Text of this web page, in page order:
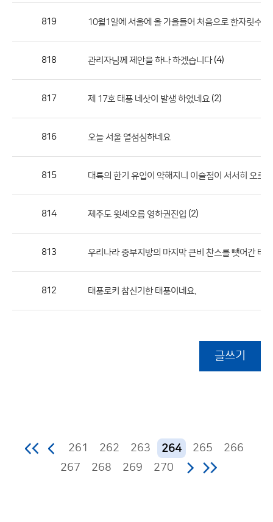
록
공
819 10월1일에 서울에 올 가을들어 처음으로 한자릿수로
818 관리자님께 제안을 하나 하겠습니다(4)
817 제 17호 태풍 네삿이 발생 하였네요 (2)
816 오늘 서울 열섬심하네요
815 대륙의 한기 유입이 약해지니 이슬점이 서서히 오르
814 제주도 윗세오름 영하권진입 (2)
813 우리나라 중부지방의 마지막 큰비 찬스를 뺏어간 태
812 태풍로키 참신기한 태풍이네요.
글쓰기
261 262 263 264 265
266
267
268 269 270